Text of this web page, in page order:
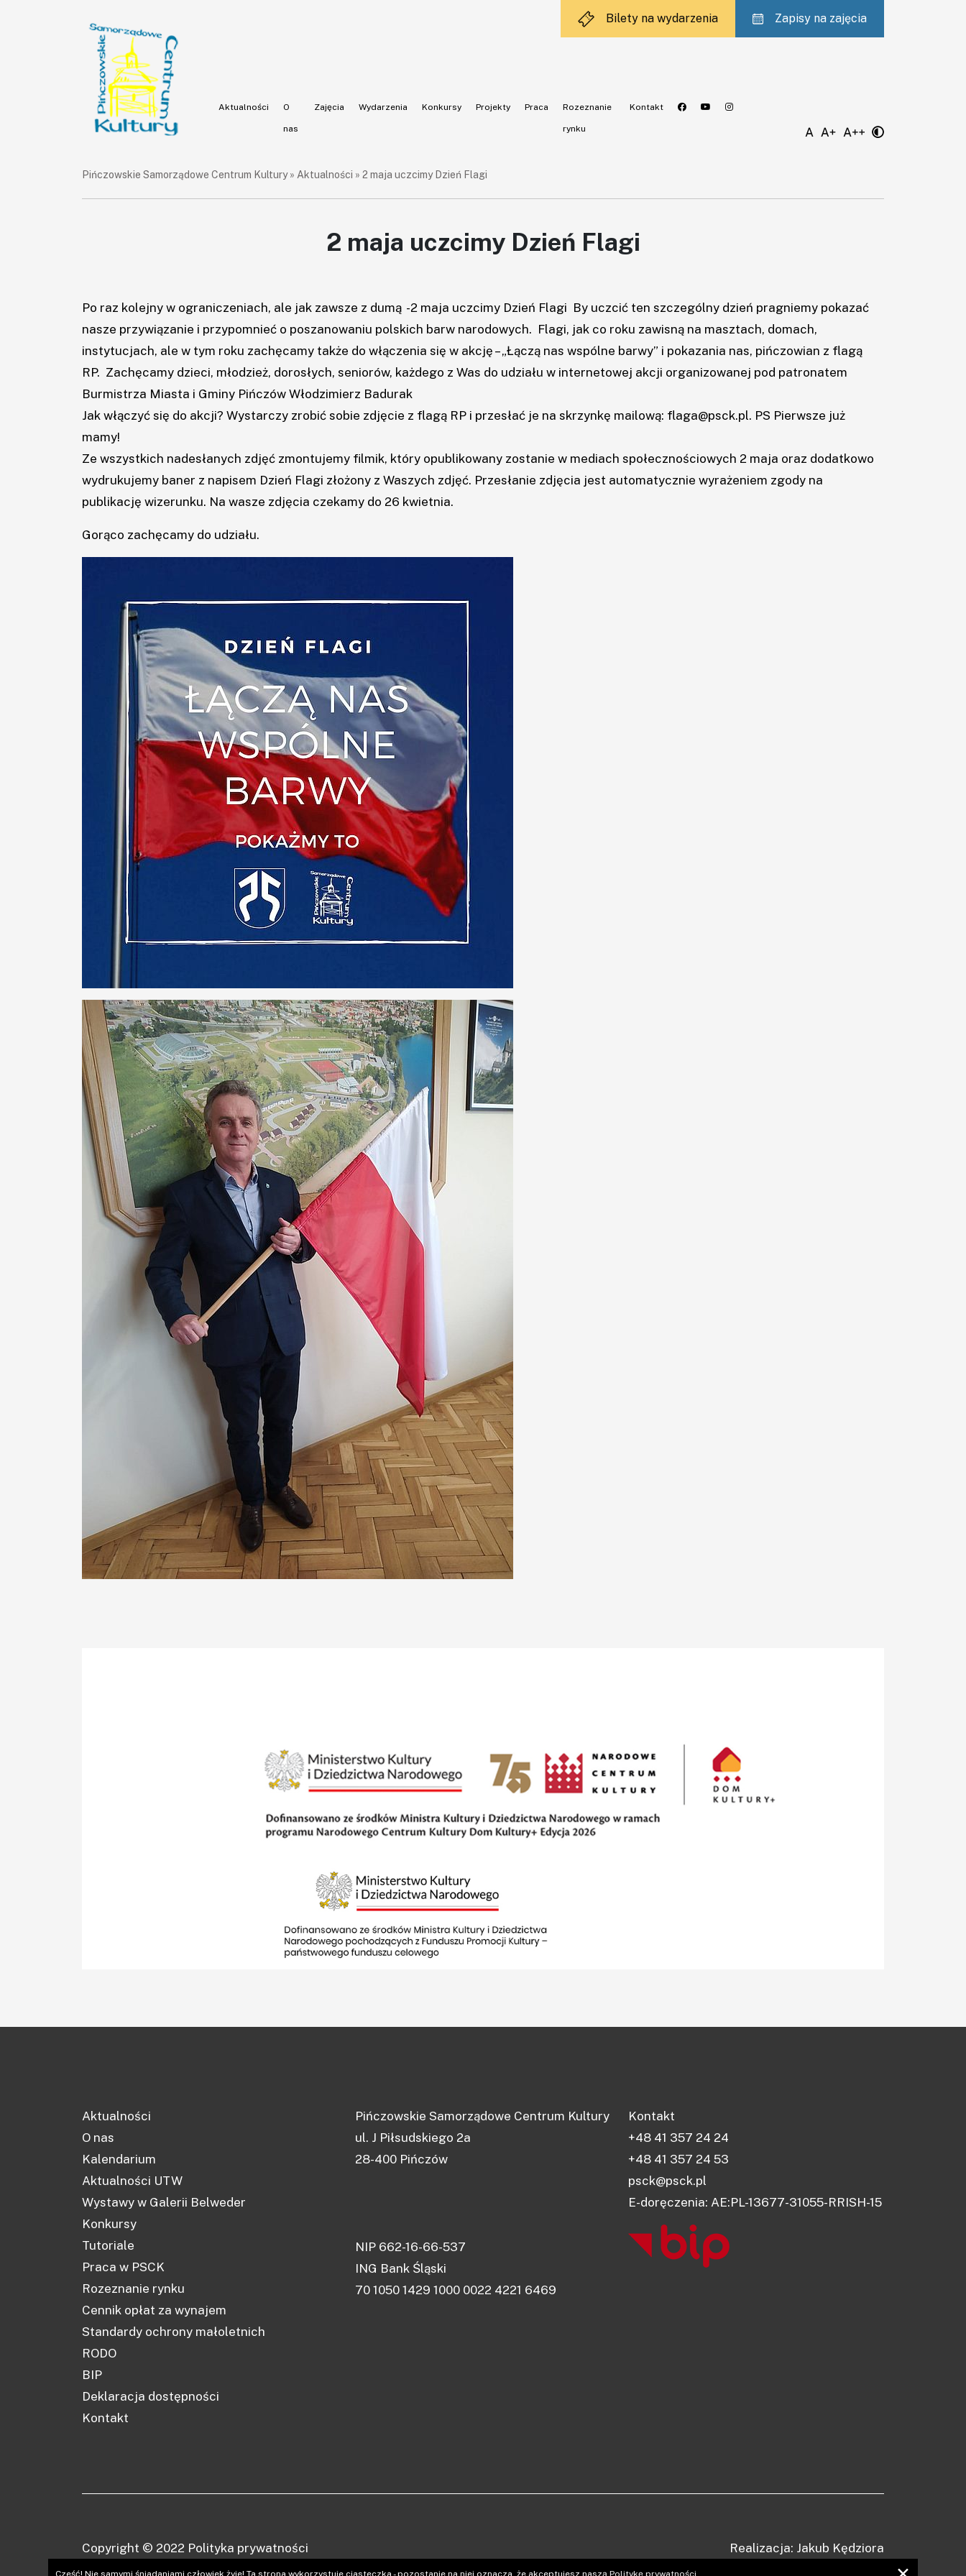
Aktualności O
nas
Zajęcia Wydarzenia Konkursy Projekty Praca Rozeznanie
rynku
Kontakt
Aktualności
Wydarzenia
Bilety na wydarzenia Zapisy na zajęcia
Pińczowskie Samorządowe Centrum Kultury» Aktualności » 2 maja uczcimy Dzień Flagi
2 maja uczcimy Dzień Flagi
Po raz kolejny w ograniczeniach, ale jak zawsze z dumą -2 maja uczcimy Dzień Flagi By uczcić ten szczególny dzień pragniemy pokazać
nasze przywiązanie i przypomnieć o poszanowaniu polskich barw narodowych. Flagi, jak co roku zawisną na masztach, domach,
instytucjach, ale w tym roku zachęcamy także do włączenia się w akcję – „Łączą nas wspólne barwy” i pokazania nas, pińczowian z flagą
RP. Zachęcamy dzieci, młodzież, dorosłych, seniorów, każdego z Was do udziału w internetowej akcji organizowanej pod patronatem
Burmistrza Miasta i Gminy Pińczów Włodzimierz Badurak
Jak włączyć się do akcji? Wystarczy zrobić sobie zdjęcie z flagą RP i przesłać je na skrzynkę mailową: flaga@psck.pl. PS Pierwsze już
mamy!
Ze wszystkich nadesłanych zdjęć zmontujemy filmik, który opublikowany zostanie w mediach społecznościowych 2 maja oraz dodatkowo
wydrukujemy baner z napisem Dzień Flagi złożony z Waszych zdjęć. Przesłanie zdjęcia jest automatycznie wyrażeniem zgody na
publikację wizerunku. Na wasze zdjęcia czekamy do 26 kwietnia.
Gorąco zachęcamy do udziału.
Aktualności
O nas
Kalendarium
Aktualności UTW
Wystawy w Galerii Belweder
Konkursy
Tutoriale
Praca w PSCK
Rozeznanie rynku
Cennik opłat za wynajem
Standardy ochrony małoletnich
RODO
BIP
Deklaracja dostępności
Kontakt
Pińczowskie Samorządowe Centrum Kultury
ul. J Piłsudskiego 2a
28-400 Pińczów
NIP 662-16-66-537
ING Bank Śląski
70 1050 1429 1000 0022 4221 6469
Kontakt
+48 41 357 24 24
+48 41 357 24 53
psck@psck.pl
E-doręczenia: AE:PL-13677-31055-RRISH-15
Copyright © 2022 Polityka prywatności Realizacja: Jakub Kędziora
Cześć! Nie samymi śniadaniami człowiek żyje! Ta strona wykorzystuje ciasteczka - pozostanie na niej oznacza, że akceptujesz naszą Politykę prywatności.